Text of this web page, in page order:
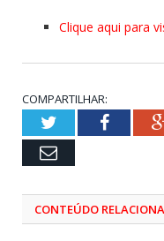
Clique aqui para
COMPARTILHAR:
Twitter
Email
CONTEÚDO